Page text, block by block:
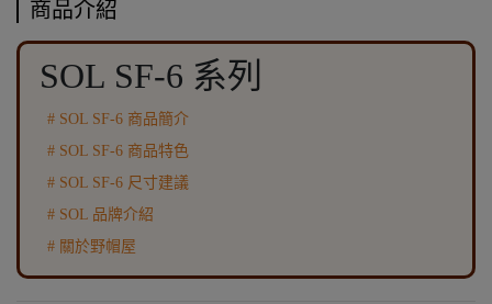
商品介紹
SOL SF-6 系列
# SOL SF-6 商品簡介
# SOL SF-6 商品特色
# SOL SF-6 尺寸建議
# SOL 品牌介紹
# 關於野帽屋